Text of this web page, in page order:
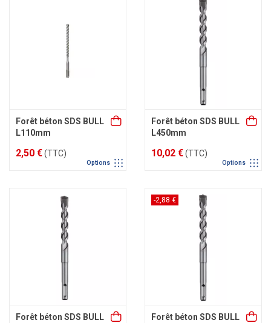
Forêt béton SDS BULL
L110mm
2,50 €(TTC)
Options
Forêt béton SDS BULL
L450mm
10,02 €(TTC)
Options
Forêt béton SDS BULL
-2,88 €
Forêt béton SDS BULL